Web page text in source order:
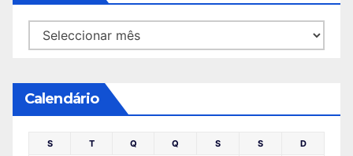
Arquivo
Calendário
S T Q Q S S D